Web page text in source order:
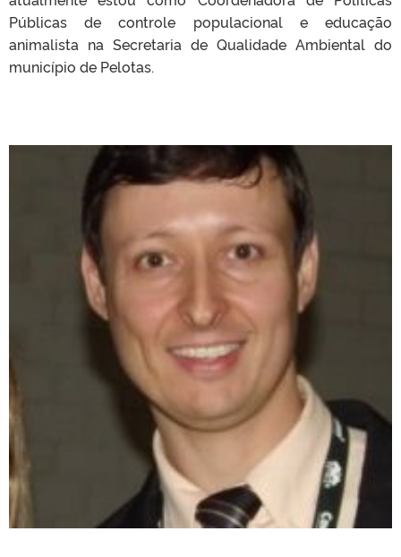
Públicas de controle populacional e educação
animalista na Secretaria de Qualidade Ambiental do
município de Pelotas.